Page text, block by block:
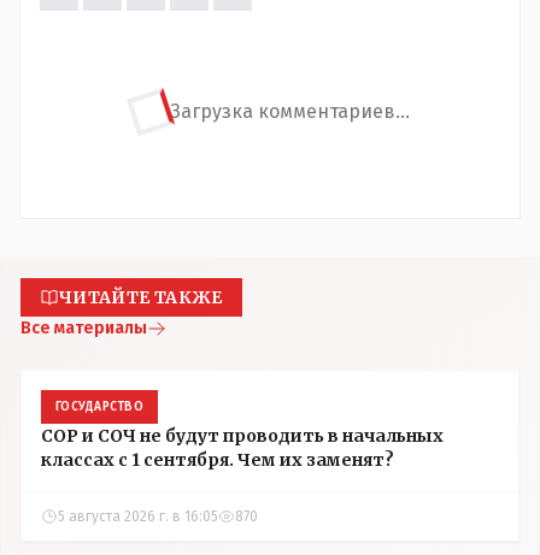
Загрузка комментариев...
ЧИТАЙТЕ ТАКЖЕ
Все материалы
ГОСУДАРСТВО
СОР и СОЧ не будут проводить в начальных
классах с 1 сентября. Чем их заменят?
5 августа 2026 г. в 16:05 870